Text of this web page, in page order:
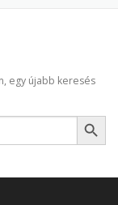
egy újabb keresés
Search Button